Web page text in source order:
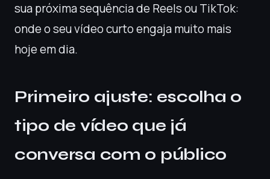
sua próxima sequência de Reels ou TikTok:
onde o seu vídeo curto engaja muito mais
hoje em dia.
Primeiro ajuste: escolha o
tipo de vídeo que já
conversa com o público